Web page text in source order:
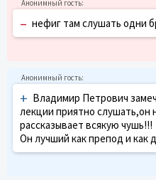
– нефиг там слушать одни
+ Владимир Петрович
лекции приятно слушать,он
рассказывает всякую чушь!!!
Он лучший как препод и как